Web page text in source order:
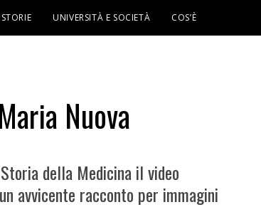
UNIVERSITÀ E SOCIETÀ COS’È
Nuova
della Medicina il video
avvicente racconto per immagini